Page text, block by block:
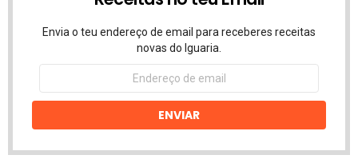
Envia o teu endereço de email para receberes receitas
novas do Iguaria.
Endereço
email
ENVIAR